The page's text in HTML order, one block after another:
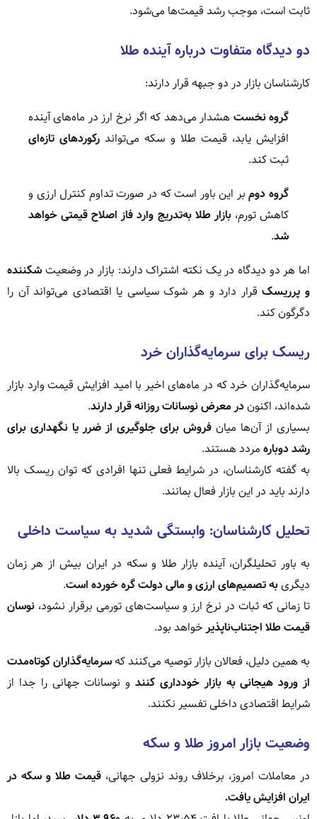
ثابت است، موجب رشد قیمت‌ها می‌شود.
دو دیدگاه متفاوت درباره آینده طلا
کارشناسان بازار در دو جبهه قرار دارند:
گروه نخست هشدار می‌دهد که اگر نرخ ارز در ماه‌های آینده
افزایش یابد، قیمت طلا و سکه می‌تواند رکوردهای تازه‌ای
ثبت کند.
گروه دومبر این باور است که در صورت تداوم کنترل ارزی و
کاهش تورم،بازار طلا به‌تدریج وارد فاز اصلاح قیمتی خواهد
شد.
اما هر دو دیدگاه در یک نکته اشتراک دارند: بازار در وضعیت شکننده
و پرریسکقرار دارد و هر شوک سیاسی یا اقتصادی می‌تواند آن را
دگرگون کند.
ریسک برای سرمایه‌گذاران خرد
سرمایه‌گذاران خرد که در ماه‌های اخیر با امید افزایش قیمت وارد بازار
شده‌اند، اکنوندر معرض نوسانات روزانه قرار دارند.
بسیاری از آن‌ها میان فروش برای جلوگیری از ضرر یا نگهداری برای
رشد دوباره مردد هستند.
به گفته کارشناسان، در شرایط فعلی تنها افرادی که توان ریسک بالا
دارند باید در این بازار فعال بمانند.
تحلیل کارشناسان: وابستگی شدید به سیاست داخلی
به باور تحلیلگران، آینده بازار طلا و سکه در ایران بیش از هر زمان
دیگریبه تصمیم‌های ارزی و مالی دولت گره خورده است.
تا زمانی که ثبات در نرخ ارز و سیاست‌های تورمی برقرار نشود، نوسان
قیمت طلا اجتناب‌ناپذیر خواهد بود.
به همین دلیل، فعالان بازار توصیه می‌کنند کهسرمایه‌گذاران کوتاه‌مدت
از ورود هیجانی به بازار خودداری کنند و نوسانات جهانی را جدا از
شرایط اقتصادی داخلی تفسیر نکنند.
وضعیت بازار امروز طلا و سکه
در معاملات امروز، برخلاف روند نزولی جهانی، قیمت طلا و سکه در
ایران افزایش یافت.